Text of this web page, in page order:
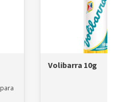
Volibarra 10g